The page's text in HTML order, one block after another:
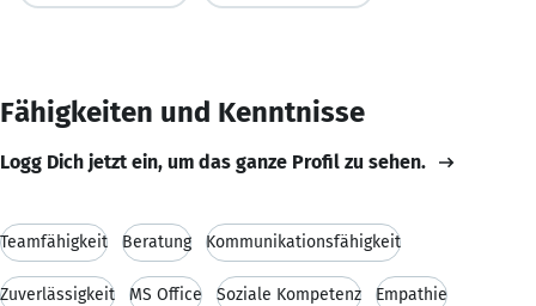
Fähigkeiten und Kenntnisse
Logg Dich jetzt ein, um das ganze Profil zu sehen.
Teamfähigkeit Beratung Kommunikationsfähigkeit
Zuverlässigkeit MS Office Soziale Kompetenz Empathie